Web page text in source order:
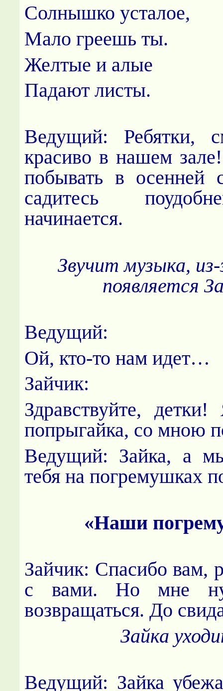
Солнышко усталое,
Мало греешь ты.
Желтые и алые
Падают листы.
Ведущий: Ребятки,
красиво в нашем
побывать в осенней
садитесь
начинается.
Звучит музыка,
появляется
Ведущий:
Ой, кто-то нам идет…
Зайчик:
Здравствуйте,
попрыгайка, со мною
Ведущий: Зайка, а
тебя на погремушках
«Наши
Зайчик: Спасибо вам,
с вами. Но мне
возвращаться. До
Зайка
Ведущий: Зайка